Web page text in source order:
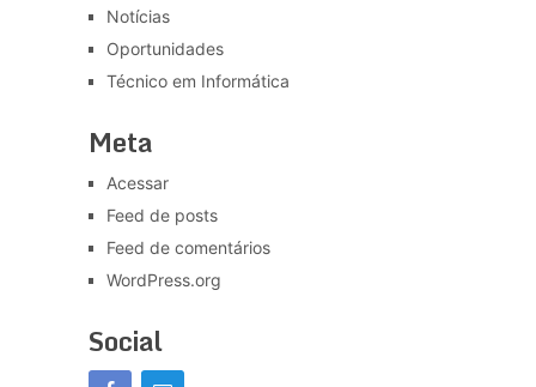
Notícias
Oportunidades
Técnico em Informática
Meta
Acessar
Feed de posts
Feed de comentários
WordPress.org
Social